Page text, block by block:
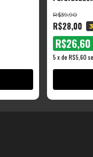
Tools
R$28,00
R$39,90
5 xde R$5,60
R$26,60